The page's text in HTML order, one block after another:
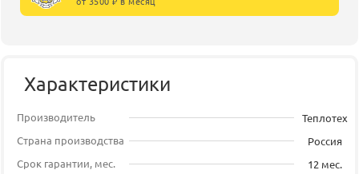
Характеристики
Производитель
Теплотех
Страна производства
Россия
Срок гарантии, мес.
12 мес.